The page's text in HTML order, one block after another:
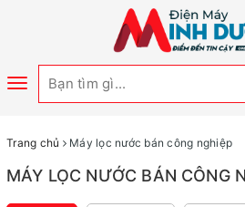
Toggle
Trang chủ Máy lọc nước bán công nghiệp
MÁY LỌC NƯỚC BÁN CÔNG